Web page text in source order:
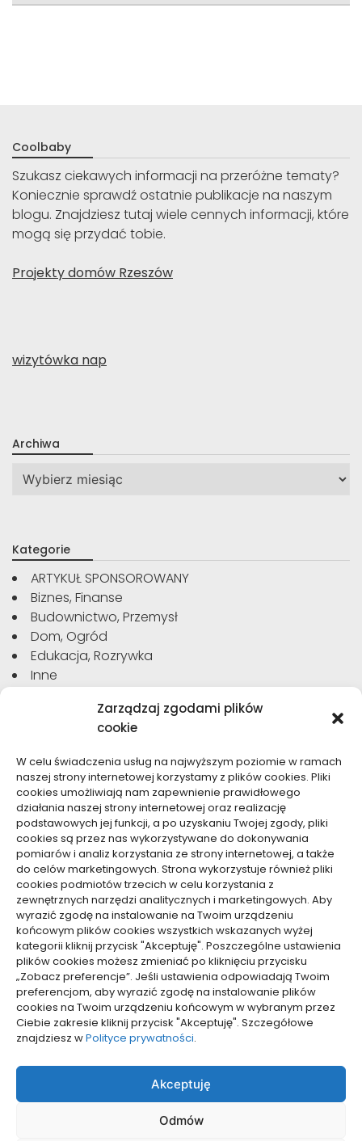
Zarządzaj zgodami plików
cookie
W celu świadczenia usług na najwyższym poziomie w ramach
naszej strony internetowej korzystamy z plików cookies. Pliki
cookies umożliwiają nam zapewnienie prawidłowego
działania naszej strony internetowej oraz realizację
podstawowych jej funkcji, a po uzyskaniu Twojej zgody, pliki
cookies są przez nas wykorzystywane do dokonywania
pomiarów i analiz korzystania ze strony internetowej, a także
do celów marketingowych. Strona wykorzystuje również pliki
cookies podmiotów trzecich w celu korzystania z
zewnętrznych narzędzi analitycznych i marketingowych. Aby
wyrazić zgodę na instalowanie na Twoim urządzeniu
końcowym plików cookies wszystkich wskazanych wyżej
kategorii kliknij przycisk "Akceptuję". Poszczególne ustawienia
plików cookies możesz zmieniać po kliknięciu przycisku
„Zobacz preferencje”. Jeśli ustawienia odpowiadają Twoim
preferencjom, aby wyrazić zgodę na instalowanie plików
cookies na Twoim urządzeniu końcowym w wybranym przez
Ciebie zakresie kliknij przycisk "Akceptuję". Szczegółowe
znajdziesz wPolityce prywatności.
Akceptuję
Odmów
Coolbaby
Szukasz ciekawych informacji na przeróżne tematy?
Koniecznie sprawdź ostatnie publikacje na naszym
blogu. Znajdziesz tutaj wiele cennych informacji, które
mogą się przydać tobie.
Projekty domów Rzeszów
wizytówka nap
Archiwa
Archiwa
Kategorie
ARTYKUŁ SPONSOROWANY
Biznes, Finanse
Budownictwo, Przemysł
Dom, Ogród
Edukacja, Rozrywka
Inne
Motoryzacja, Transport
Sport, Turystyka
Technologie
Usługi
Zdrowie, Medycyna
Dolącz do nas
Lubisz pisać teksty i chciałbyś się podzielić swoją
wiedzą z innymi? Dołącz do nas już teraz. Podziel się
swoją wiedzą z innymi.
Polityka plików cookies (EU)
Polityka prywatności